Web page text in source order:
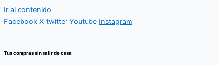
Ir al contenido
Facebook X-twitter Youtube Instagram
Tus compras sin salir de casa